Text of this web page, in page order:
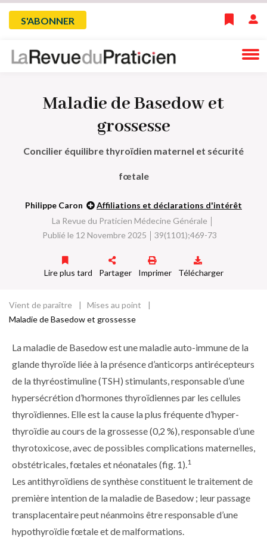
Skip
navigation
Menu
du
l'utilisateur
S'ABONNER
Maladie de Basedow et
grossesse
Concilier équilibre thyroïdien maternel et sécurité
fœtale
Philippe Caron
Affiliations et déclarations d'intérêt
La Revue du Praticien Médecine Générale
Publié le 12 Novembre 2025
39(1101);469-73
Lire plus tard Partager Imprimer Télécharger
Fil
d'Ariane
Vient de paraître
Mises au point
Maladie de Basedow et grossesse
La maladie de Basedow est une maladie auto-immune de la
glande thyroïde liée à la présence d’anticorps antirécepteurs
de la thyréostimuline (TSH) stimulants, responsable d’une
hypersécrétion d’hormones thyroïdiennes par les cellules
thyroïdiennes. Elle est la cause la plus fréquente d’hyper­
thyroïdie au cours de la grossesse (0,2 %), responsable d’une
thyrotoxicose, avec de possibles complications maternelles,
obstétricales, fœtales et néonatales (fig. 1).1
Les antithyroïdiens de synthèse constituent le traitement de
première intention de la maladie de Basedow ; leur passage
transplacentaire peut néanmoins être responsable d’une
hypothyroïdie fœtale et de malformations.